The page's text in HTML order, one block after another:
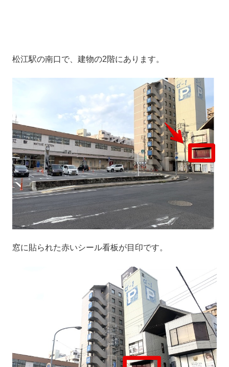
松江駅の南口で、建物の2階にあります。
窓に貼られた赤いシール看板が目印です。